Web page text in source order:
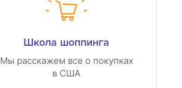
Школа шоппинга
Мы расскажем все о покупках
в США